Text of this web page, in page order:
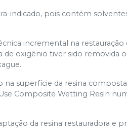
indicado, pois contém
incremental na
oxigênio tiver sido removida
superfície da resina
Composite Wetting Resin
da resina restauradora e